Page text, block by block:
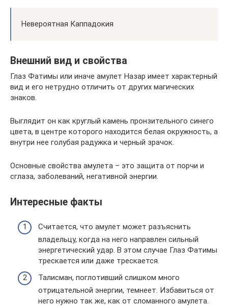
Невероятная Каппадокия
Внешний вид и свойства
Глаз Фатимы или иначе амулет Назар имеет характерный
вид и его нетрудно отличить от других магических
знаков.
Выглядит он как круглый камень пронзительного синего
цвета, в центре которого находится белая окружность, а
внутри нее голубая радужка и черный зрачок.
Основные свойства амулета – это защита от порчи и
сглаза, заболеваний, негативной энергии.
Интересные факты
Считается, что амулет может разъяснить
владельцу, когда на него направлен сильный
энергетический удар. В этом случае Глаз Фатимы
трескается или даже трескается.
Талисман, поглотивший слишком много
отрицательной энергии, темнеет. Избавиться от
него нужно так же, как от сломанного амулета.